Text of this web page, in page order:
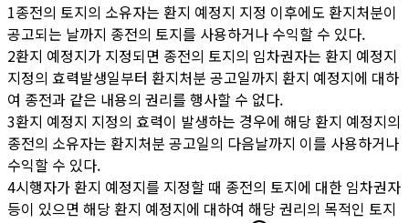
1종전의 토지의 소유자는 환지 예정지 지정 이후에도 환지처분이
공고되는 날까지 종전의 토지를 사용하거나 수익할 수 있다.
2환지 예정지가 지정되면 종전의 토지의 임차권자는 환지 예정지
지정의 효력발생일부터 환지처분 공고일까지 환지 예정지에 대하
여 종전과 같은 내용의 권리를 행사할 수 없다.
3환지 예정지 지정의 효력이 발생하는 경우에 해당 환지 예정지의
종전의 소유자는 환지처분 공고일의 다음날까지 이를 사용하거나
수익할 수 있다.
4시행자가 환지 예정지를 지정할 때 종전의 토지에 대한 임차권자
등이 있으면 해당 환지 예정지에 대하여 해당 권리의 목적인 토지